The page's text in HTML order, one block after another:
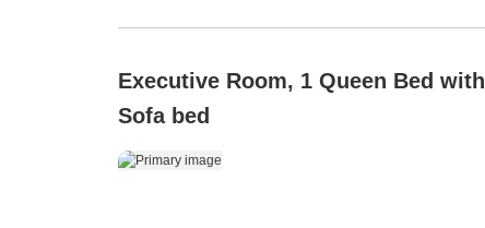
Executive Room, 1 Queen Bed with
Sofa bed